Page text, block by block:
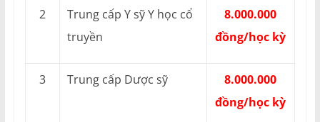
2
Trung cấp Y sỹ Y học cổ
truyền
8.000.000
đồng/học kỳ
3 Trung cấp Dược sỹ
8.000.000
đồng/học kỳ